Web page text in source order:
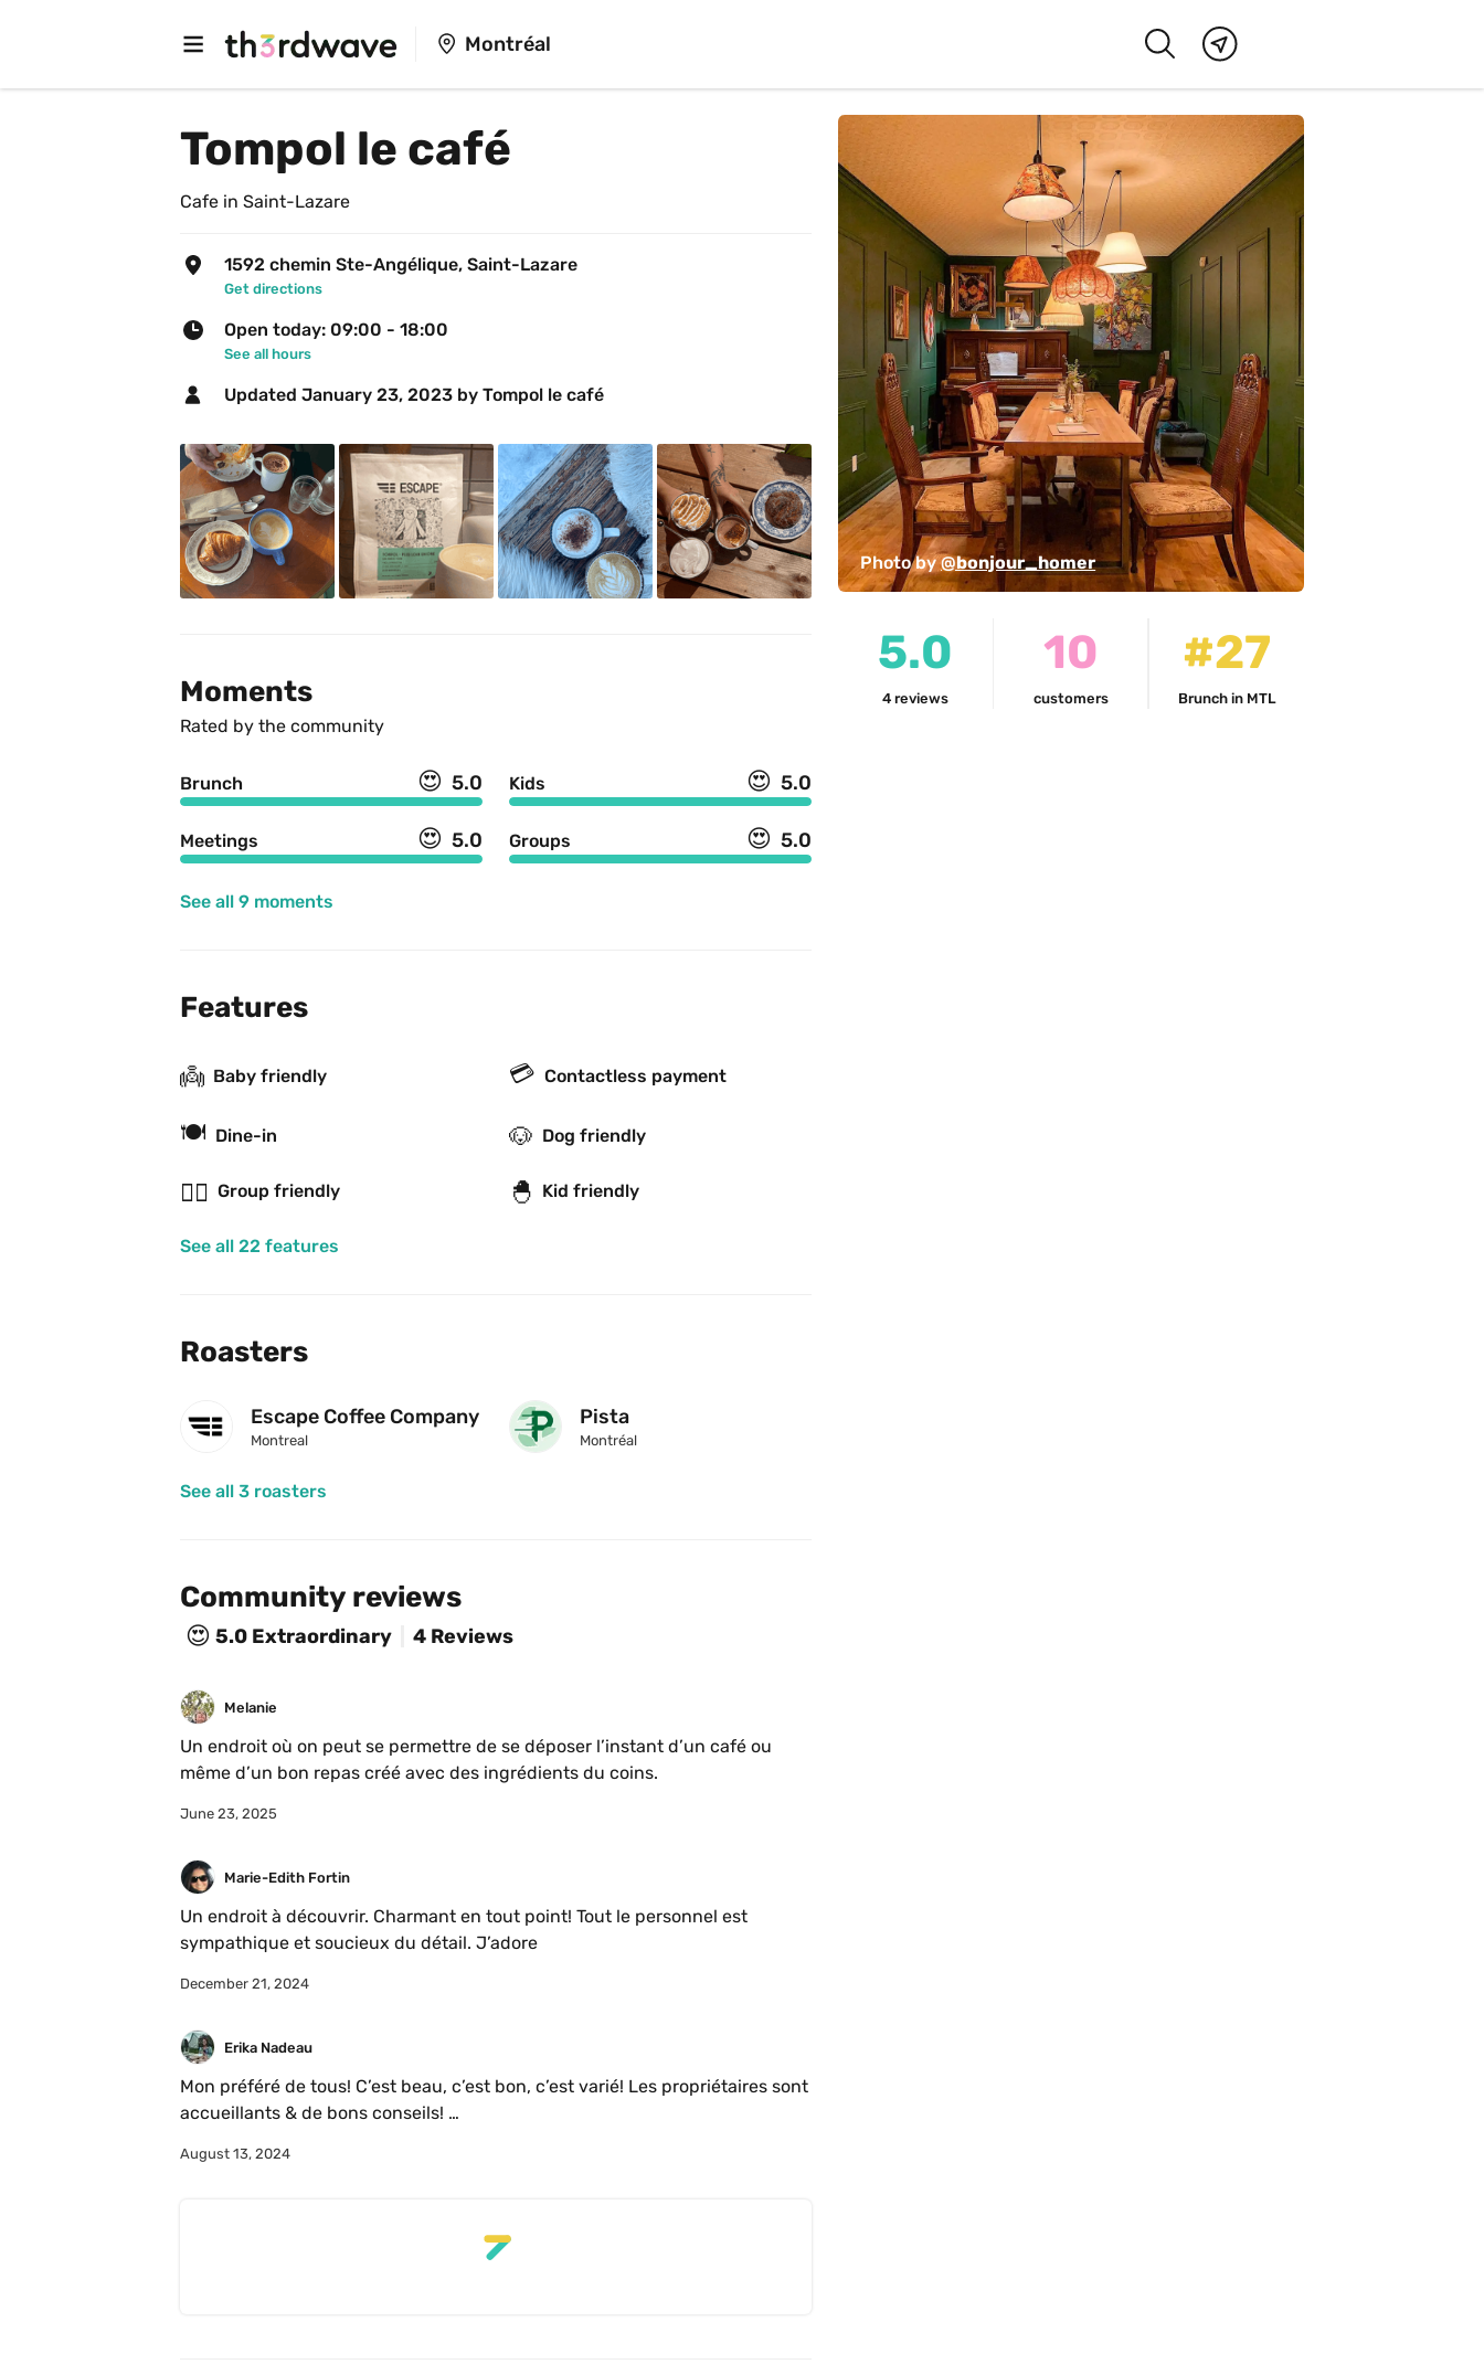
Montréal
Photo by @bonjour_homer
5.0
4 reviews
10
customers
#27
Brunch in MTL
Tompol le café
Cafe in Saint-Lazare
1592 chemin Ste-Angélique, Saint-Lazare
Get directions
Open today: 09:00 - 18:00
See all hours
Updated January 23, 2023 by Tompol le café
Moments
Rated by the community
Brunch 😍 5.0 Kids 😍 5.0
Meetings 😍 5.0 Groups 😍 5.0
See all 9 moments
Features
👼 Baby friendly 💳 Contactless payment
🍽 Dine-in 🐶 Dog friendly
👯‍♂️ Group friendly 🐣 Kid friendly
See all 22 features
Roasters
Escape Coffee Company
Montreal
Pista
Montréal
See all 3 roasters
Community reviews
😍 5.0 Extraordinary 4 Reviews
Melanie
Un endroit où on peut se permettre de se déposer l’instant d’un café ou
même d’un bon repas créé avec des ingrédients du coins.
June 23, 2025
Marie-Edith Fortin
Un endroit à découvrir. Charmant en tout point! Tout le personnel est
sympathique et soucieux du détail. J’adore
December 21, 2024
Erika Nadeau
Mon préféré de tous! C’est beau, c’est bon, c’est varié! Les propriétaires sont
accueillants & de bons conseils!
August 13, 2024